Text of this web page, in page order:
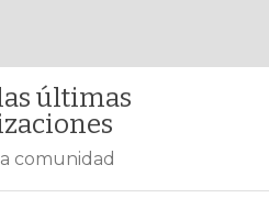
últimas
comunidad